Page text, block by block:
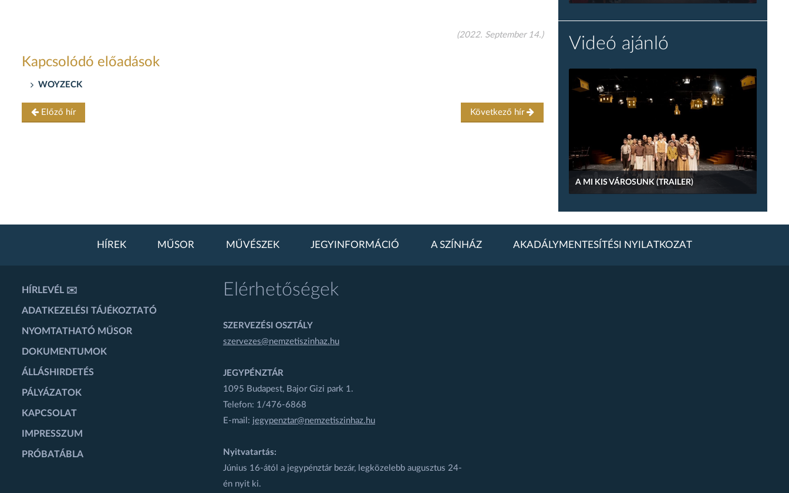
(2022. September 14.)
Kapcsolódó előadások
WOYZECK
Előző hír Következő hír
Videó ajánló
A MI KIS VÁROSUNK (TRAILER)
HÍREK MŰSOR MŰVÉSZEK JEGYINFORMÁCIÓ A SZÍNHÁZ AKADÁLYMENTESÍTÉSI NYILATKOZAT
HÍRLEVÉL ✉️
ADATKEZELÉSI TÁJÉKOZTATÓ
NYOMTATHATÓ MŰSOR
DOKUMENTUMOK
ÁLLÁSHIRDETÉS
PÁLYÁZATOK
KAPCSOLAT
IMPRESSZUM
PRÓBATÁBLA
Elérhetőségek
SZERVEZÉSI OSZTÁLY
szervezes@nemzetiszinhaz.hu
JEGYPÉNZTÁR
1095 Budapest, Bajor Gizi park 1.
Telefon: 1/476-6868
E-mail: jegypenztar@nemzetiszinhaz.hu
Nyitvatartás:
Június 16-ától a jegypénztár bezár, legközelebb augusztus 24-
én nyit ki.